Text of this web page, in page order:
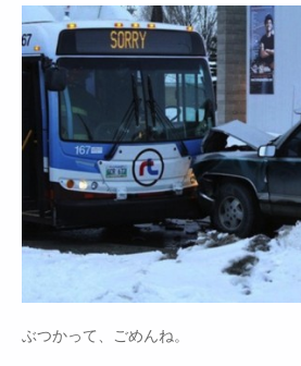
ぶつかって、ごめんね。